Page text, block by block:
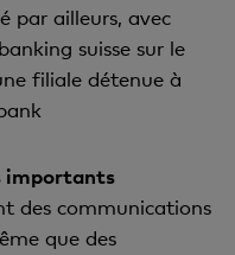
par ailleurs, avec
suisse sur le
filiale détenue à
importants
des communications
que des